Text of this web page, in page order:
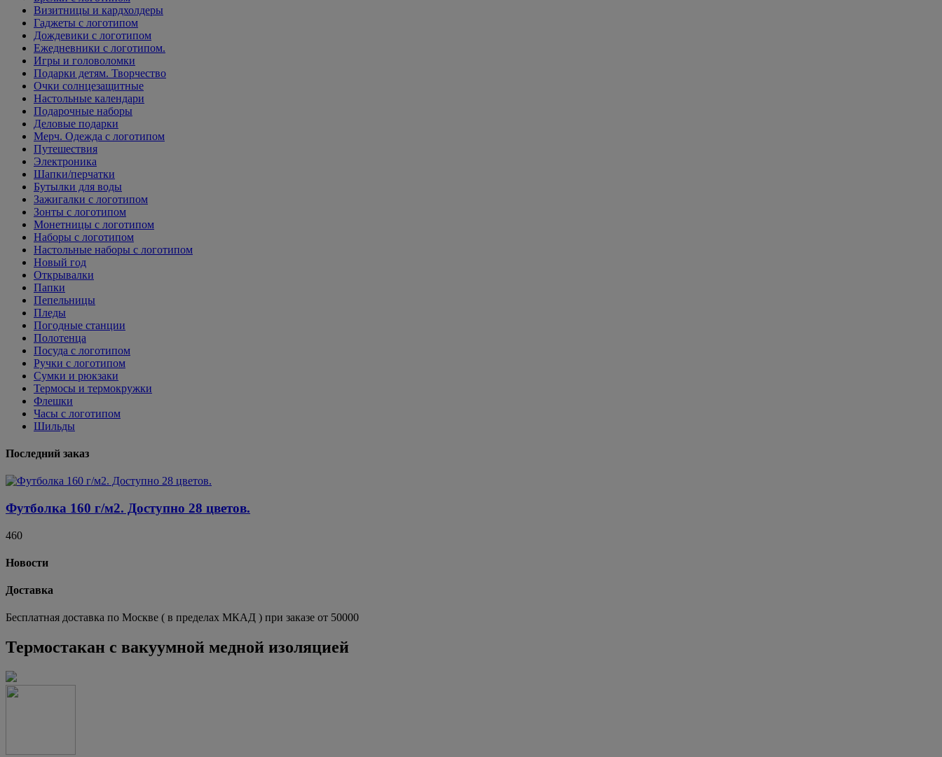
Визитницы и кардхолдеры
Гаджеты с логотипом
Дождевики с логотипом
Ежедневники с логотипом.
Игры и головоломки
Подарки детям. Творчество
Очки солнцезащитные
Настольные календари
Подарочные наборы
Деловые подарки
Мерч. Одежда с логотипом
Путешествия
Электроника
Шапки/перчатки
Бутылки для воды
Зажигалки с логотипом
Зонты с логотипом
Монетницы с логотипом
Наборы с логотипом
Настольные наборы с логотипом
Новый год
Открывалки
Папки
Пепельницы
Пледы
Погодные станции
Полотенца
Посуда с логотипом
Ручки с логотипом
Сумки и рюкзаки
Термосы и термокружки
Флешки
Часы с логотипом
Шильды
Последний заказ
Футболка 160 г/м2. Доступно 28 цветов.
460
Новости
Доставка
Бесплатная доставка по Москве ( в пределах МКАД ) при заказе от 50000
Термостакан с вакуумной медной изоляцией